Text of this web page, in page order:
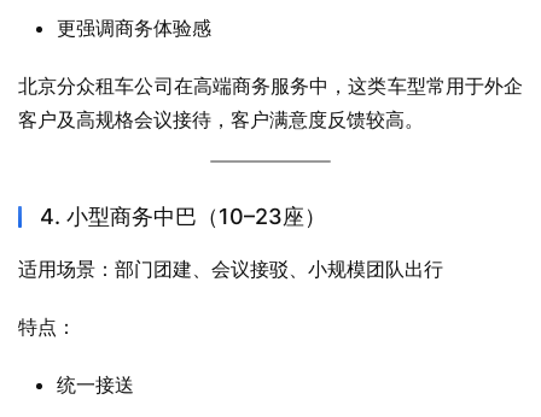
更强调商务体验感
北京分众租车公司在高端商务服务中，这类车型常用于外企
客户及高规格会议接待，客户满意度反馈较高。
4. 小型商务中巴（10–23座）
适用场景：部门团建、会议接驳、小规模团队出行
特点：
统一接送